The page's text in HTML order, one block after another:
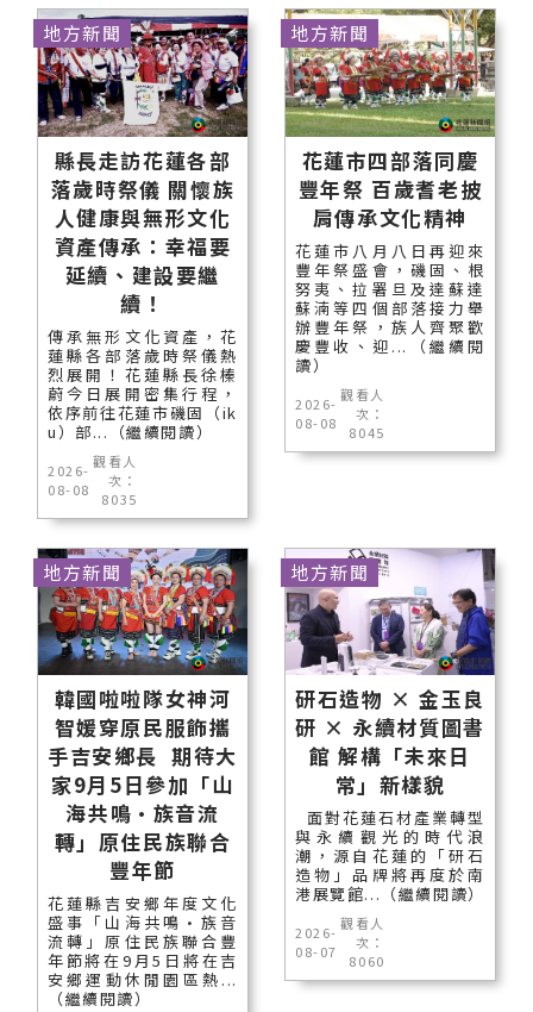
縣長走訪花蓮各部
落歲時祭儀 關懷族
人健康與無形文化
資產傳承：幸福要
延續、建設要繼
續！
傳承無形文化資產，花
蓮縣各部落歲時祭儀熱
烈展開！花蓮縣長徐榛
蔚今日展開密集行程，
依序前往花蓮市磯固（ik
u）部...（繼續閱讀）
2026-
08-08
觀看人
次：
8035
地方新聞
花蓮市四部落同慶
豐年祭 百歲耆老披
肩傳承文化精神
花蓮市八月八日再迎來
豐年祭盛會，磯固、根
努夷、拉署旦及達蘇達
蘇湳等四個部落接力舉
辦豐年祭，族人齊聚歡
慶豐收、迎...（繼續閱
讀）
2026-
08-08
觀看人
次：
8045
地方新聞
韓國啦啦隊女神河
智媛穿原民服飾攜
手吉安鄉長 期待大
家9月5日參加「山
海共鳴•族音流
轉」原住民族聯合
豐年節
花蓮縣吉安鄉年度文化
盛事「山海共鳴•族音
流轉」原住民族聯合豐
年節將在9月5日將在吉
安鄉運動休閒園區熱...
（繼續閱讀）
地方新聞
研石造物 × 金玉良
研 × 永續材質圖書
館 解構「未來日
常」新樣貌
面對花蓮石材產業轉型
與永續觀光的時代浪
潮，源自花蓮的「研石
造物」品牌將再度於南
港展覽館...（繼續閱讀）
2026-
08-07
觀看人
次：
8060
地方新聞